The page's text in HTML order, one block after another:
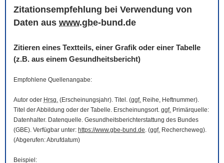
Zitationsempfehlung bei Verwendung von
Daten aus www.gbe-bund.de
Zitieren eines Textteils, einer Grafik oder einer Tabelle
(z.B. aus einem Gesundheitsbericht)
Empfohlene Quellenangabe:
Autor oder Hrsg. (Erscheinungsjahr). Titel. (ggf. Reihe, Heftnummer).
Titel der Abbildung oder der Tabelle. Erscheinungsort. ggf. Primärquelle:
Datenhalter. Datenquelle. Gesundheitsberichterstattung des Bundes
(GBE). Verfügbar unter: https://www.gbe-bund.de. (ggf. Rechercheweg).
(Abgerufen: Abrufdatum)
Beispiel: